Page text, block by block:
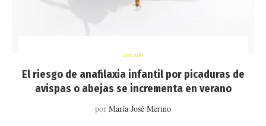
artículo
El riesgo de anafilaxia infantil por picaduras de
avispas o abejas se incrementa en verano
por María José Merino